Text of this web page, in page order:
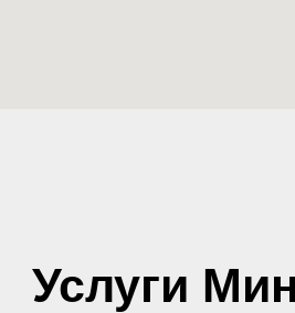
Услуги